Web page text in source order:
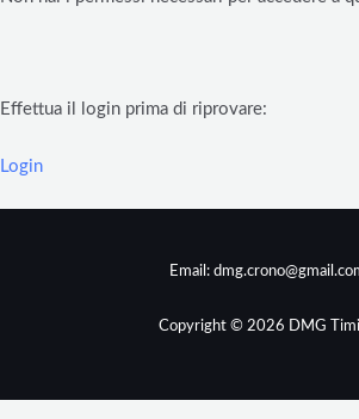
Effettua il login prima di riprovare:
Login
Email:
Copyright © 2026 DMG